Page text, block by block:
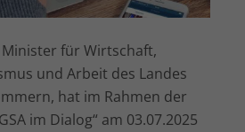
für Wirtschaft,
und Arbeit des Landes
hat im Rahmen der
im Dialog“ am 03.07.2025